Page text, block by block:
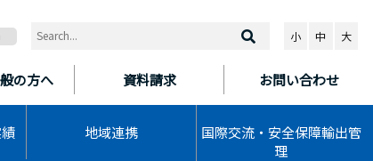
の方へ 資料請求 お問い合わせ
地域連携
国際交流・安全保障輸出管
理
小 中 大